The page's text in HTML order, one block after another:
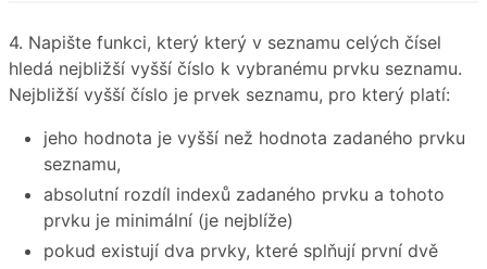
4. Napište funkci, který který v seznamu celých čísel
hledá nejbližší vyšší číslo k vybranému prvku seznamu.
Nejbližší vyšší číslo je prvek seznamu, pro který platí:
jeho hodnota je vyšší než hodnota zadaného prvku
seznamu,
absolutní rozdíl indexů zadaného prvku a tohoto
prvku je minimální (je nejblíže)
pokud existují dva prvky, které splňují první dvě